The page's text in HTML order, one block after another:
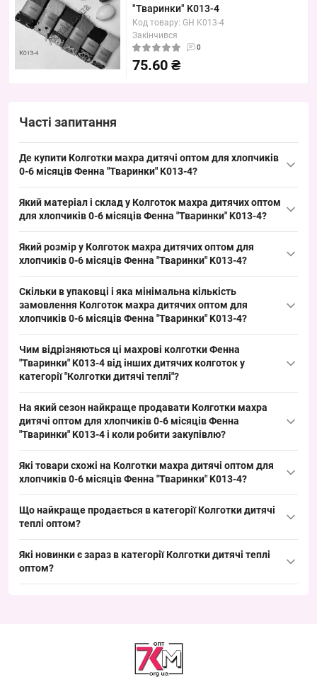
"Тваринки" K013-4
Код товару: GH K013-4
Закінчився
0
75.60 ₴
Часті запитання
Де купити Колготки махра дитячі оптом для хлопчиків
0-6 місяців Фенна "Тваринки" K013-4?
"Тваринки" K013-4 можна з Одеси 7КМ; цей ходовий
швидко обертається на ринку роздрібної торгівлі, що зручно для
поповнення асортименту оптом.
Який матеріал і склад у Колготок махра дитячих оптом
для хлопчиків 0-6 місяців Фенна "Тваринки" K013-4?
дитячих колготок; такий матеріал добре тримає тепло і
модель привабливою для оптової викладки.
Який розмір у Колготок махра дитячих оптом для
хлопчиків 0-6 місяців Фенна "Тваринки" K013-4?
життя; цей ходовий дитячий розмір стабільно продається
восени та зимою, що полегшує ротацію товару на оптовому
Скільки в упаковці і яка мінімальна кількість
замовлення Колготок махра дитячих оптом для
хлопчиків 0-6 місяців Фенна "Тваринки" K013-4?
упаковкою, що зручно для оптових покупців-підприємців та
ринків, дозволяє швидко формувати товарні позиції та
Чим відрізняються ці махрові колготки Фенна
"Тваринки" K013-4 від інших дитячих колготок у
категорії "Колготки дитячі теплі"?
дитячими малюнками, тоді як інші можуть бути з мікрофібри
або флісу з різною щільністю; така конструкція додає
тёплі дитячі колготки у сезон.
На який сезон найкраще продавати Колготки махра
дитячі оптом для хлопчиків 0-6 місяців Фенна
"Тваринки" K013-4 і коли робити закупівлю?
листопаді–січні; рекомендується робити закупівлю за 4–6
поповнити асортимент оптом перед холодами.
Які товари схожі на Колготки махра дитячі оптом для
хлопчиків 0-6 місяців Фенна "Тваринки" K013-4?
Колготки дитячі махрові Оптом для дівчаток 92-164 рр.
"Силует" Фенна T-K501-7— 70.20 ₴
Колготки дитячі махрові Оптом для хлопчиків 92-140 рр.
"АвтоМото" Фенна H9331
Що найкраще продається в категоріїКолготки дитячі
теплі оптом?
Колготки дитячі махрові Оптом для хлопчиків 92-140 рр.
"АвтоМото" Фенна H9331— 108.00 ₴
"Мішечки" Фена T-K1077-3— 93.96 ₴
Які новинки є зараз в категоріїКолготки дитячі теплі
оптом?
Колготки дитячі махрові Оптом для хлопчиків 92-140 рр.
— 108.00 ₴
Колготки дитячі вовна норка Оптом для дівчаток 2-10 років